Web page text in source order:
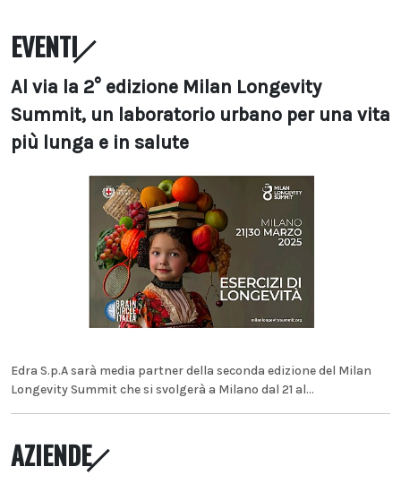
EVENTI
Al via la 2° edizione Milan Longevity
Summit, un laboratorio urbano per una vita
più lunga e in salute
Edra S.p.A sarà media partner della seconda edizione del Milan
Longevity Summit che si svolgerà a Milano dal 21 al...
AZIENDE